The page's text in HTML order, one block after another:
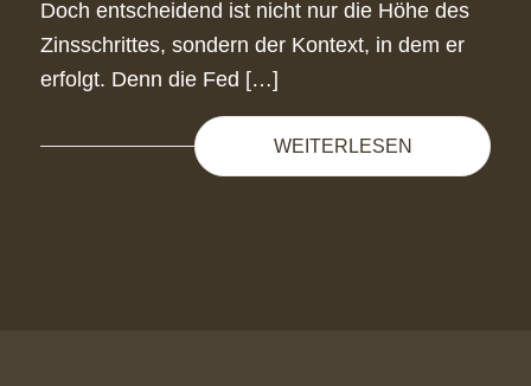
Doch entscheidend ist nicht nur die Höhe des
Zinsschrittes, sondern der Kontext, in dem er
erfolgt. Denn die Fed […]
WEITERLESEN